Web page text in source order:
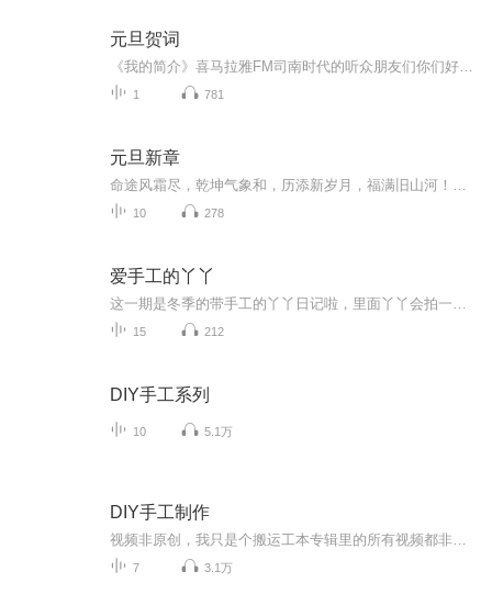
元旦贺词
1 781
元旦新章
10 278
爱手工的丫丫
15 212
DIY手工系列
10 5.1万
DIY手工制作
7 3.1万